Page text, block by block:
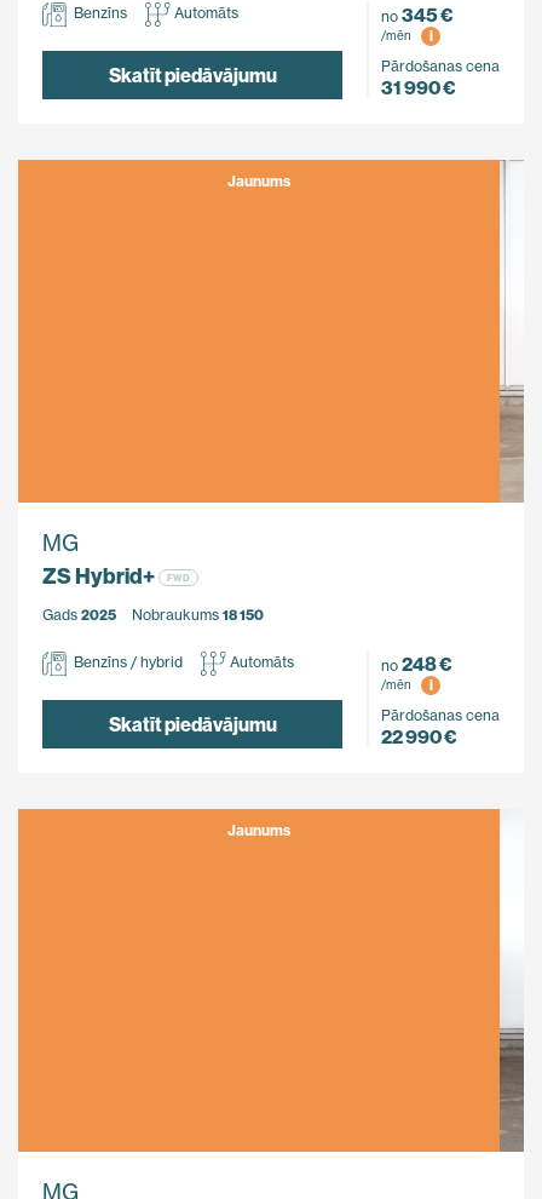
Benzīns Automāts
Skatīt piedāvājumu
no 345 €
/mēn
i
Pārdošanas cena
31 990 €
Jaunums
MG
ZS Hybrid+
FWD
Gads 2025 Nobraukums 18 150
Benzīns / hybrid Automāts
Skatīt piedāvājumu
no 248 €
/mēn
i
Pārdošanas cena
22 990 €
Jaunums
MG